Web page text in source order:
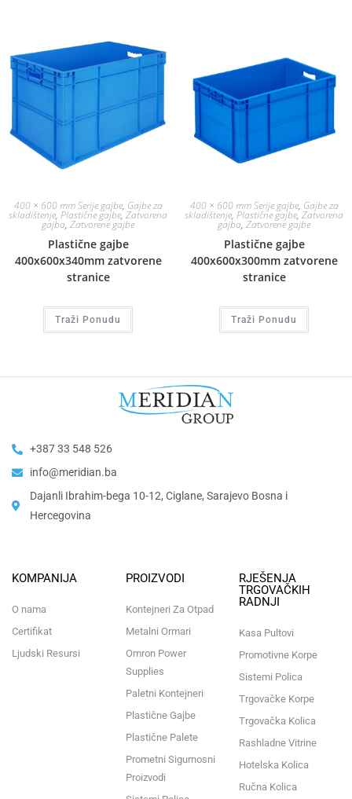
400 × 600 mm Serije gajbe, Gajbe za
skladištenje, Plastične gajbe,Zatvorena
gajba, Zatvorene gajbe
Plastične gajbe
400x600x340mm zatvorene
stranice
Traži Ponudu
400 × 600 mm Serije gajbe, Gajbe za
skladištenje, Plastične gajbe,Zatvorena
gajba, Zatvorene gajbe
Plastične gajbe
400x600x300mm zatvorene
stranice
Traži Ponudu
+387 33 548 526
info@meridian.ba
Dajanli Ibrahim-bega 10-12, Ciglane, Sarajevo Bosna i
Hercegovina​
KOMPANIJA
O nama
Certifikat
Ljudski Resursi
PROIZVODI
Kontejneri Za Otpad
Metalni Ormari
Omron Power
Supplies
Paletni Kontejneri
Plastične Gajbe
Plastične Palete
Prometni Sigurnosni
Proizvodi
RJEŠENJA
TRGOVAČKIH
RADNJI
Kasa Pultovi
Promotivne Korpe
Sistemi Polica
Trgovačke Korpe
Trgovačka Kolica
Rashladne Vitrine
Hotelska Kolica
Ručna Kolica